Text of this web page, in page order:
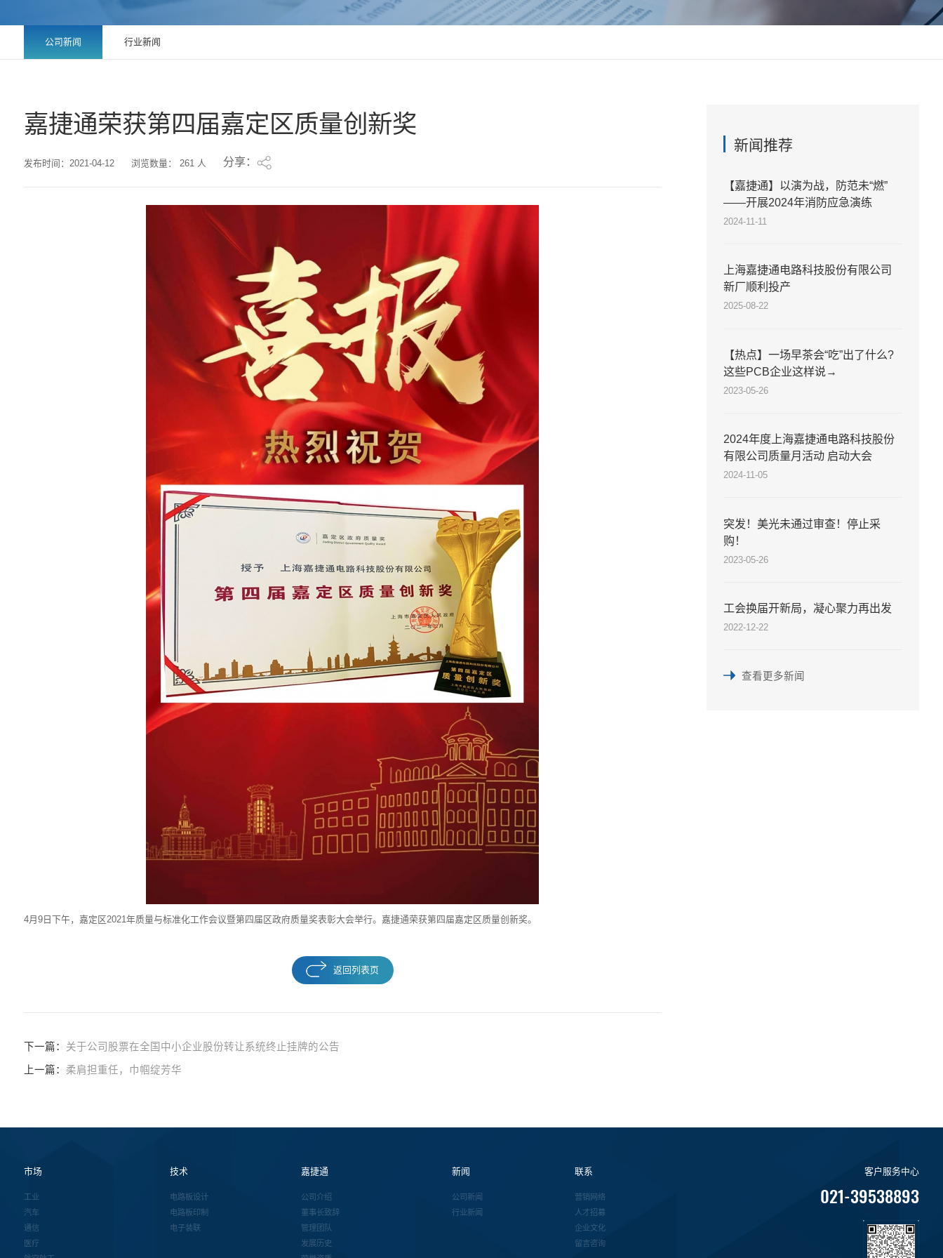
公司新闻 行业新闻
嘉捷通荣获第四届嘉定区质量创新奖
发布时间：2021-04-12 浏览数量： 261人 分享：
4月9日下午，嘉定区2021年质量与标准化工作会议暨第四届区政府质量奖表彰大会举行。嘉捷通荣获第四届嘉定区质量创新奖。
返回列表页
下一篇： 关于公司股票在全国中小企业股份转让系统终止挂牌的公告
上一篇： 柔肩担重任，巾帼绽芳华
新闻推荐
【嘉捷通】以演为战，防范未“燃”
——开展2024年消防应急演练
2024-11-11
上海嘉捷通电路科技股份有限公司
新厂顺利投产
2025-08-22
【热点】一场早茶会“吃”出了什么?
这些PCB企业这样说→
2023-05-26
2024年度上海嘉捷通电路科技股份
有限公司质量月活动 启动大会
2024-11-05
突发！美光未通过审查！停止采
购！
2023-05-26
工会换届开新局，凝心聚力再出发
2022-12-22
查看更多新闻
市场
工业
汽车
通信
医疗
技术
电路板设计
电路板印制
电子装联
嘉捷通
公司介绍
董事长致辞
管理团队
发展历史
新闻
公司新闻
行业新闻
联系
营销网络
人才招募
企业文化
留言咨询
客户服务中心
021-39538893